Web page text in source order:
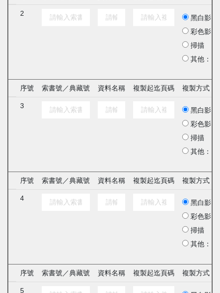
2
黑白影印
彩色影印
掃描
其他：
序號 索書號／典藏號 資料名稱 複製起迄頁碼 複製方式
3
黑白影印
彩色影印
掃描
其他：
序號 索書號／典藏號 資料名稱 複製起迄頁碼 複製方式
4
黑白影印
彩色影印
掃描
其他：
序號 索書號／典藏號 資料名稱 複製起迄頁碼 複製方式
5